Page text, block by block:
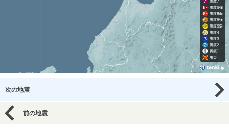
次の地震
前の地震